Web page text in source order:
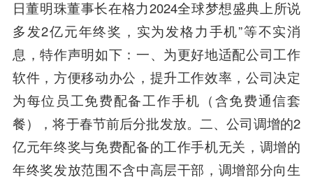
日董明珠董事长在格力2024全球梦想盛典上所说
多发2亿元年终奖，实为发格力手机”等不实消
息，特作声明如下：一、为更好地适配公司工作
软件，方便移动办公，提升工作效率，公司决定
为每位员工免费配备工作手机（含免费通信套
餐），将于春节前后分批发放。二、公司调增的2
亿元年终奖与免费配备的工作手机无关，调增的
年终奖发放范围不含中高层干部，调增部分向生